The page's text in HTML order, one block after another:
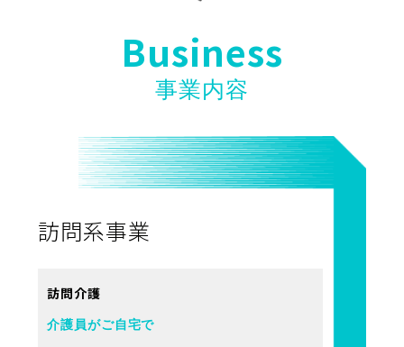
Business
事業内容
訪問系事業
訪問介護
介護員がご自宅で